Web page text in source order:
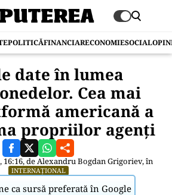
POLITICĂFINANCIARECONOMIESOCIAL
date în lumea
Cea mai
americană a
propriilor agenți
16:16, deAlexandru Bogdan Grigoriev, în
INTERNAȚIONAL
ca sursă preferată în Google